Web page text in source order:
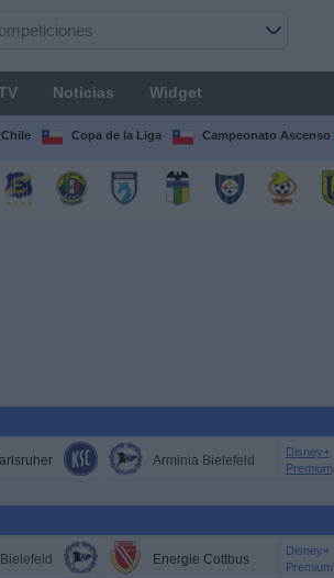
Noticias Widget
Copa de la Liga Campeonato Ascenso
Arminia Bielefeld
Disney+
Premium
Energie Cottbus
Disney+
Premium